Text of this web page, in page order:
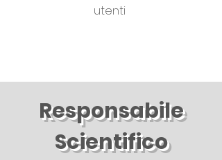
utenti
Responsabile
Scientifico